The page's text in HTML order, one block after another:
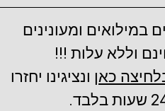
ומעונינים
וללא עלות !!!
כאן ונציגינו יחזרו